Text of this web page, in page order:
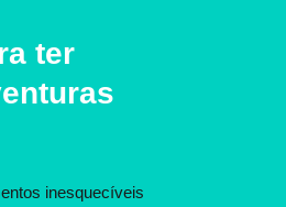
ter
inesquecíveis